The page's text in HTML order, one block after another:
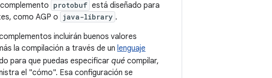
protobuf está diseñado para
como AGP o java-library .
incluirán buenos valores
la compilación a través de un lenguaje
para que puedas especificar qué compilar,
el "cómo". Esa configuración se